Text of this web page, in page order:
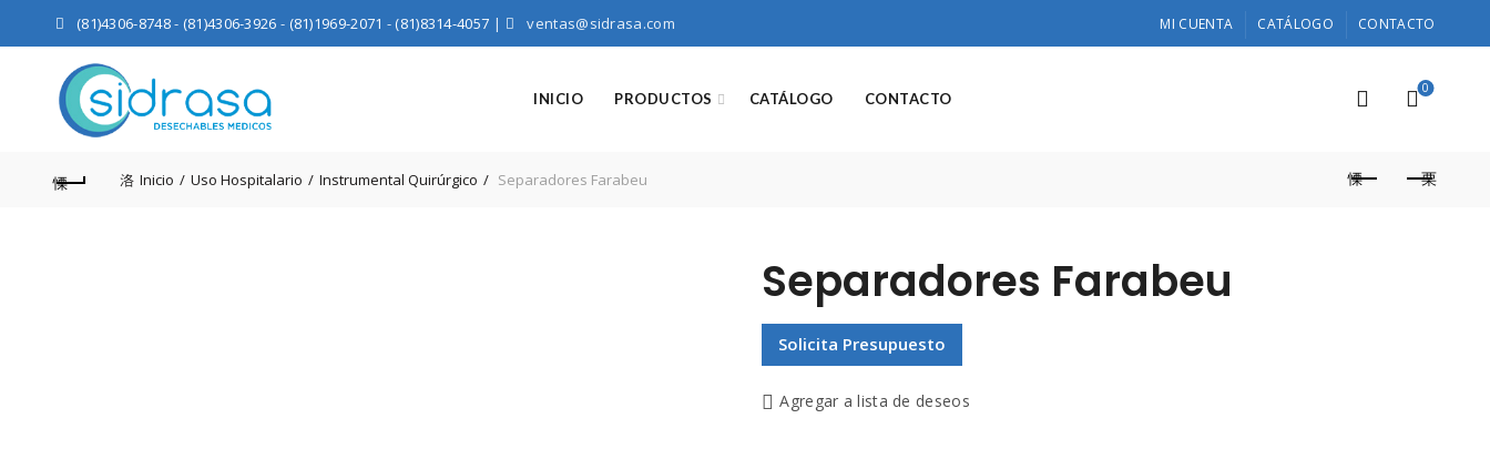
(81)4306-8748- (81)4306-3926 - (81)1969-2071 - (81)8314-4057 | ventas@sidrasa.com MI CUENTA CATÁLOGO CONTACTO
INICIO PRODUCTOS CATÁLOGO CONTACTO
0
Inicio Uso Hospitalario Instrumental Quirúrgico Separadores Farabeu
Separadores Farabeu
Solicita Presupuesto
Agregar a lista de deseos